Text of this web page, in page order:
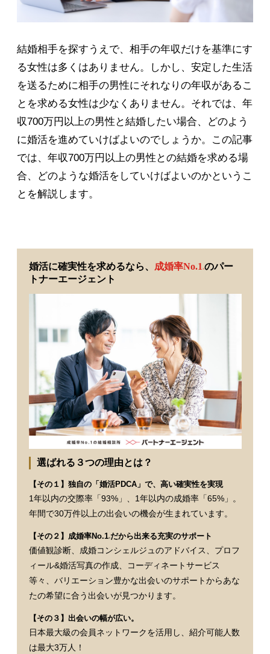
結婚相手を探すうえで、相手の年収だけを基準にす
る女性は多くはありません。しかし、安定した生活
を送るために相手の男性にそれなりの年収があるこ
とを求める女性は少なくありません。それでは、年
収700万円以上の男性と結婚したい場合、どのよう
に婚活を進めていけばよいのでしょうか。この記事
では、年収700万円以上の男性との結婚を求める場
合、どのような婚活をしていけばよいのかというこ
とを解説します。
婚活に確実性を求めるなら、 成婚率No.1 ※のパー
トナーエージェント
選ばれる３つの理由とは？
【その１】独自の「婚活PDCA」で、高い確実性を実現
1年以内の交際率「93%」、1年以内の成婚率「65%」。
年間で30万件以上の出会いの機会が生まれています。
【その２】成婚率No.1※だから出来る充実のサポート
価値観診断、成婚コンシェルジュのアドバイス、プロフ
ィール&婚活写真の作成、コーディネートサービス
等々、バリエーション豊かな出会いのサポートからあな
たの希望に合う出会いが見つかります。
【その３】出会いの幅が広い。
日本最大級の会員ネットワークを活用し、紹介可能人数
は最大3万人！